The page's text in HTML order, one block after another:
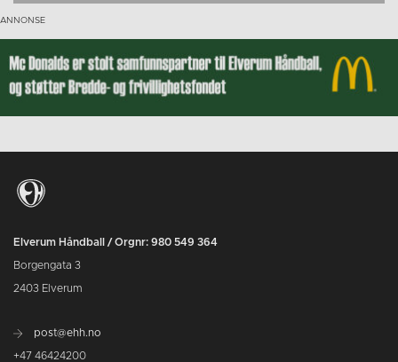
Elverum Håndball / Orgnr: 980 549 364
Borgengata 3
2403 Elverum
post@ehh.no
+47 46424200